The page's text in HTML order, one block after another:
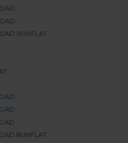
RUNFLAT
RUNFLAT